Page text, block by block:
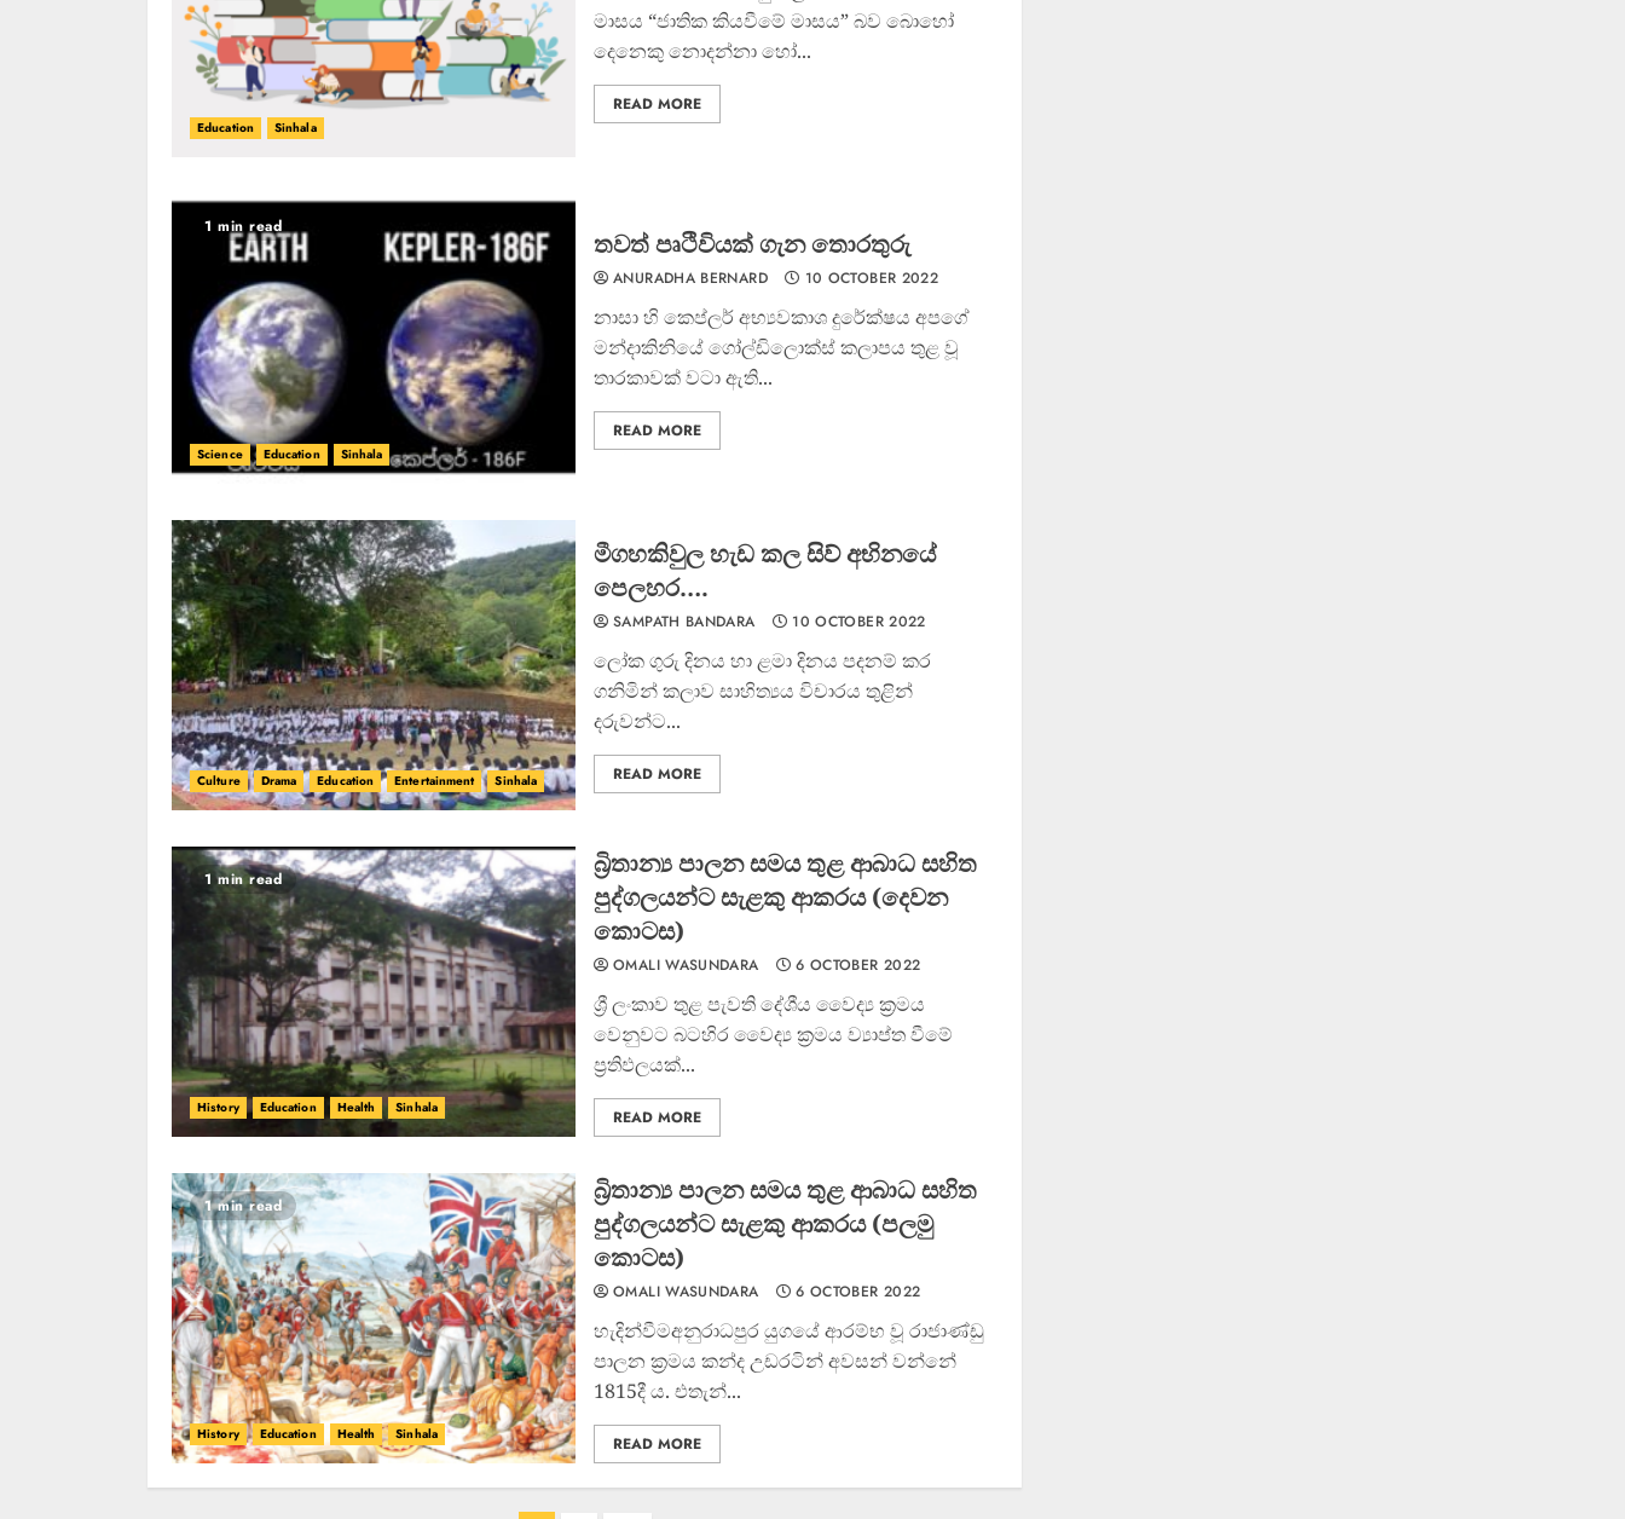
Education Sinhala
මාසය “ජාතික කියවීමේ මාසය” බව බොහෝ
දෙනෙකු නොදන්නා හෝ...
READ MORE
1 min read
Science Education Sinhala
තවත් පෘථිවියක් ගැන තොරතුරු
ANURADHA BERNARD 10 OCTOBER 2022
නාසා හි කෙප්ලර් අභ්‍යවකාශ දුරේක්ෂය අපගේ
මන්දාකිනියේ ගෝල්ඩිලොක්ස් කලාපය තුළ වූ
තාරකාවක් වටා ඇති...
READ MORE
Culture Drama Education Entertainment Sinhala
මීගහකිවුල හැඩ කල සිව් අභිනයේ
පෙලහර….
SAMPATH BANDARA 10 OCTOBER 2022
ලෝක ගුරු දිනය හා ළමා දිනය පදනම් කර
ගනිමින් කලාව සාහිත්‍යය විචාරය තුළින්
දරුවන්ට...
READ MORE
1 min read
History Education Health Sinhala
බ්‍රිතාන්‍ය පාලන සමය තුළ ආබාධ සහිත
පුද්ගලයන්ට සැළකු ආකරය (දෙවන
කොටස)
OMALI WASUNDARA 6 OCTOBER 2022
ශ්‍රී ලංකාව තුළ පැවති දේශීය වෛද්‍ය ක්‍රමය
වෙනුවට බටහිර වෛද්‍ය ක්‍රමය ව්‍යාප්ත වීමේ
ප්‍රතිඵලයක්...
READ MORE
1 min read
History Education Health Sinhala
බ්‍රිතාන්‍ය පාලන සමය තුළ ආබාධ සහිත
පුද්ගලයන්ට සැළකු ආකරය (පලමු
කොටස)
OMALI WASUNDARA 6 OCTOBER 2022
හැදින්වීමඅනුරාධපුර යුගයේ ආරම්භ වූ රාජාණ්ඩු
පාලන ක්‍රමය කන්ද උඩරටින් අවසන් වන්නේ
1815දී ය. එතැන්...
READ MORE